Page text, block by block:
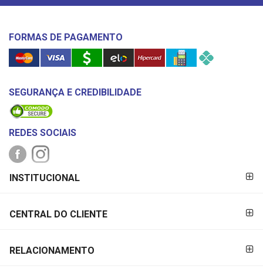
FORMAS DE PAGAMENTO
SEGURANÇA E CREDIBILIDADE
REDES SOCIAIS
PAGAMENTO
INSTITUCIONAL
CENTRAL DO CLIENTE
RELACIONAMENTO